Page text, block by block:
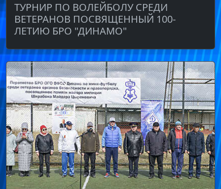
ТУРНИР ПО ВОЛЕЙБОЛУ СРЕДИ
ВЕТЕРАНОВ ПОСВЯЩЕННЫЙ 100-
ЛЕТИЮ БРО "ДИНАМО"